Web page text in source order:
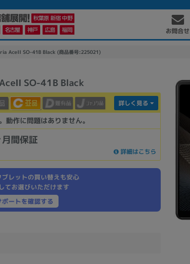
お問合せ
AceII SO-41B Black (商品番号:225021)
SO-41B Black
作に問題はありません。
詳しく見る
間保証
詳細はこちら
レットの買い替えも安心
てお選びいただけます
ートを確認する
える
絞り込み
PC周辺機器 PCパーツ